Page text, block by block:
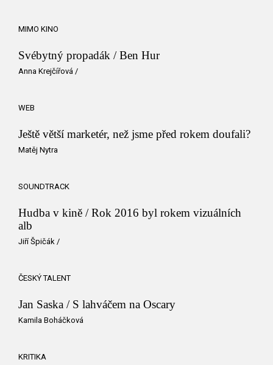
MIMO KINO
Svébytný propadák / Ben Hur
Anna Krejčířová /
WEB
Ještě větší marketér, než jsme před rokem doufali?
Matěj Nytra
SOUNDTRACK
Hudba v kině / Rok 2016 byl rokem vizuálních
alb
Jiří Špičák /
ČESKÝ TALENT
Jan Saska / S lahváčem na Oscary
Kamila Boháčková
KRITIKA